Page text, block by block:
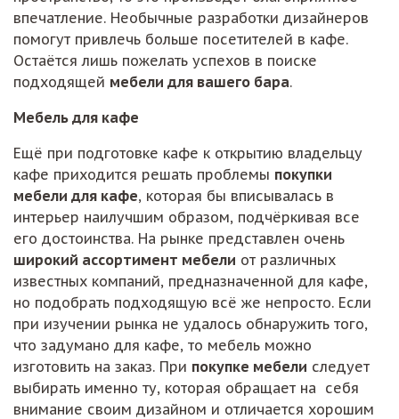
впечатление. Необычные разработки дизайнеров
помогут привлечь больше посетителей в кафе.
Остаётся лишь пожелать успехов в поиске
подходящей мебели для вашего бара.
Мебель для кафе
Ещё при подготовке кафе к открытию владельцу
кафе приходится решать проблемы покупки
мебели для кафе, которая бы вписывалась в
интерьер наилучшим образом, подчёркивая все
его достоинства. На рынке представлен очень
широкий ассортимент мебели от различных
известных компаний, предназначенной для кафе,
но подобрать подходящую всё же непросто. Если
при изучении рынка не удалось обнаружить того,
что задумано для кафе, то мебель можно
изготовить на заказ. При покупке мебели следует
выбирать именно ту, которая обращает на себя
внимание своим дизайном и отличается хорошим